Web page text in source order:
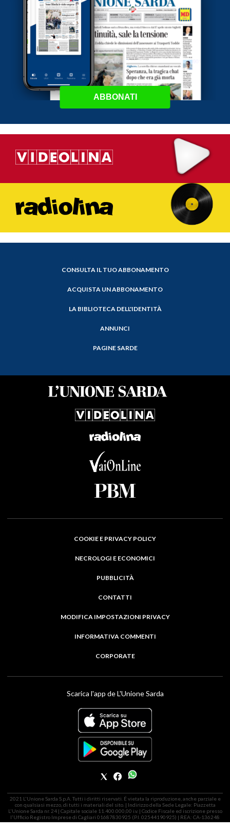
ABBONATI
CONSULTA IL TUO ABBONAMENTO
ACQUISTA UN ABBONAMENTO
LA BIBLIOTECA DELL'IDENTITÀ
ANNUNCI
PAGINE SARDE
COOKIE E PRIVACY POLICY
NECROLOGI E ECONOMICI
PUBBLICITÀ
CONTATTI
MODIFICA IMPOSTAZIONI PRIVACY
INFORMATIVA COMMENTI
CORPORATE
Scarica l'app de L'Unione Sarda
2021 L'Unione Sarda S.p.A. Tutti i diritti riservati. É vietata la riproduzione, anche parziale e
con qualsiasi mezzo, di tutti i materiali del sito. | Indirizzo della Sede Legale: Piazzetta
L'Unione Sarda nr. 24 | Capitale sociale 11.400.000,00 i.v. | Codice Fiscale ed iscrizione presso
l'Ufficio Registro Imprese di Cagliari 01687830925 (P.I. 02544190925) | REA: CA-136248